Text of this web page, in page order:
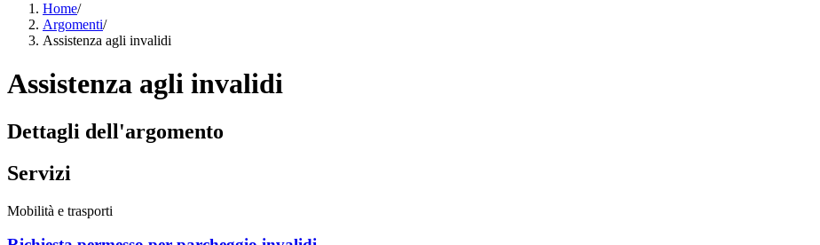
Home/
Argomenti/
Assistenza agli invalidi
Assistenza agli invalidi
Dettagli dell'argomento
Servizi
Mobilità e trasporti